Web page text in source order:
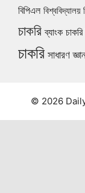
বিপিএল বিশ্ববিদ্যালয়
চাকরি ব্যাংক চাকরি
চাকরি সাধারণ
© 2026